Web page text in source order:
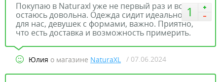
1
Покупаю в Naturaxl уже не первый раз и всегда
остаюсь довольна. Одежда сидит идеально, что
для нас, девушек с формами, важно. Приятно,
что есть доставка и возможность примерить.
Юлия о магазине NaturaXL / 07.06.2024